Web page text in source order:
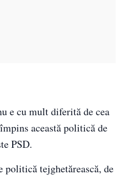
e cu mult diferită de cea
această politică de
PSD.
tejghetărească, de